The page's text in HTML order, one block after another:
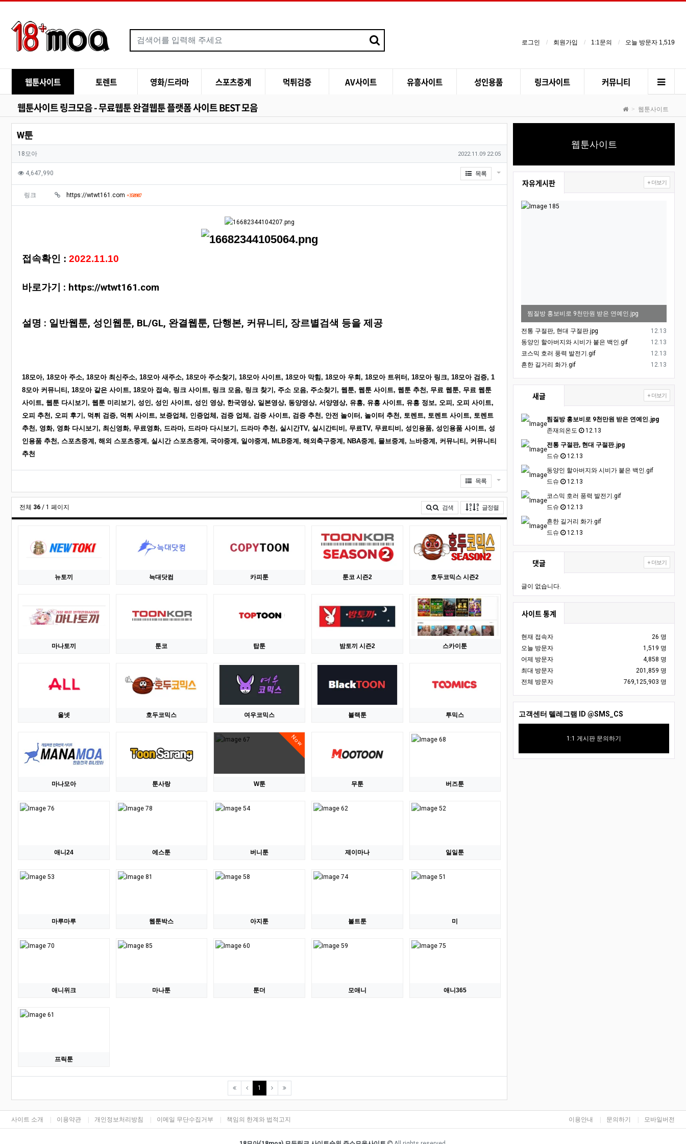
로그인 회원가입 1:1문의 오늘 방문자 1,519
웹툰사이트 토렌트 영화/드라마 스포츠중계 먹튀검증 AV사이트 유흥사이트 성인용품 링크사이트 커뮤니티
웹툰사이트 링크모음 - 무료웹툰 완결웹툰 플랫폼 사이트 BEST 모음 웹툰사이트
W툰
작성자 정보
작성자
18모아 작성일
2022.11.09 22:05
컨텐츠 정보
조회4,647,990 목록 게시물 옵션
관련자료
링크 https://wtwt161.com 358987회 연결
접속확인 : 2022.11.10
바로가기 : https://wtwt161.com
설명 : 일반웹툰, 성인웹툰, BL/GL, 완결웹툰, 단행본, 커뮤니티, 장르별검색 등을 제공
18모아, 18모아 주소, 18모아 최신주소, 18모아 새주소, 18모아 주소찾기, 18모아 사이트, 18모아 막힘, 18모아 우회, 18모아 트위터, 18모아 링크, 18모아 검증, 1
8모아 커뮤니티, 18모아 같은 사이트, 18모아 접속, 링크 사이트, 링크 모음, 링크 찾기, 주소 모음, 주소찾기, 웹툰, 웹툰 사이트, 웹툰 추천, 무료 웹툰, 무료 웹툰
사이트, 웹툰 다시보기, 웹툰 미리보기, 성인, 성인 사이트, 성인 영상, 한국영상, 일본영상, 동양영상, 서양영상, 유흥, 유흥 사이트, 유흥 정보, 오피, 오피 사이트,
오피 추천, 오피 후기, 먹튀 검증, 먹튀 사이트, 보증업체, 인증업체, 검증 업체, 검증 사이트, 검증 추천, 안전 놀이터, 놀이터 추천, 토렌트, 토렌트 사이트, 토렌트
추천, 영화, 영화 다시보기, 최신영화, 무료영화, 드라마, 드라마 다시보기, 드라마 추천, 실시간TV, 실시간티비, 무료TV, 무료티비, 성인용품, 성인용품 사이트, 성
인용품 추천, 스포츠중계, 해외 스포츠중계, 실시간 스포츠중계, 국야중계, 일야중계, MLB중계, 해외축구중계, NBA중계, 믈브중계, 느바중계, 커뮤니티, 커뮤니티
추천
목록 게시물 옵션
전체 36 / 1 페이지 검색 글정렬게시물 정렬
뉴토끼 늑대닷컴 카피툰 툰코 시즌2 호두코믹스 시즌2
마나토끼 툰코 탑툰 밤토끼 시즌2 스카이툰
올넷 호두코믹스 여우코믹스 블랙툰 투믹스
마나모아 툰사랑
Now
W툰 무툰 버즈툰
애니24 에스툰 버니툰 제이마나 일일툰
마루마루 웹툰박스 아지툰 볼트툰 미
애니위크 마나툰 툰더 모애니 애니365
프릭툰
1 (current)
웹툰사이트
자유게시판 + 더보기
찜질방 홍보비로 9천만원 받은 연예인.jpg
등록일
12.13
전통 구절판, 현대 구절판.jpg
등록일
12.13
동양인 할아버지와 시비가 붙은 백인.gif
등록일
12.13
코스믹 호러 풍력 발전기.gif
등록일
12.13
흔한 길거리 화가.gif
새글 + 더보기
찜질방 홍보비로 9천만원 받은 연예인.jpg
존재의온도
12.13
전통 구절판, 현대 구절판.jpg
드슈
12.13
동양인 할아버지와 시비가 붙은 백인.gif
드슈
12.13
코스믹 호러 풍력 발전기.gif
드슈
12.13
흔한 길거리 화가.gif
드슈
12.13
댓글 + 더보기
글이 없습니다.
사이트 통계
현재 접속자
26 명
오늘 방문자
1,519 명
어제 방문자
4,858 명
최대 방문자
201,859 명
전체 방문자
769,125,903 명
고객센터 텔레그램 ID@SMS_CS
1:1 게시판 문의하기
하단 네비
사이트 소개 이용약관 개인정보처리방침 이메일 무단수집거부 책임의 한계와 법적고지 이용안내 문의하기 모바일버전